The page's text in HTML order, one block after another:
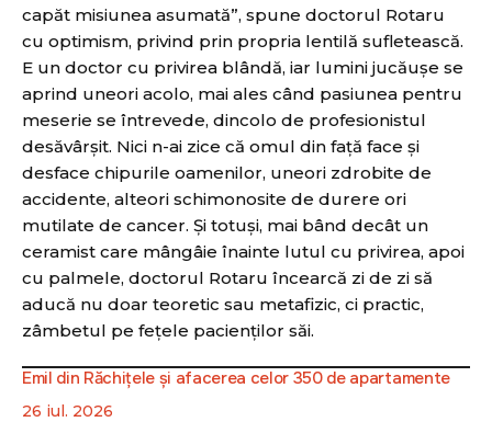
capăt misiunea asumată”, spune doctorul Rotaru
cu optimism, privind prin propria lentilă sufletească.
E un doctor cu privirea blândă, iar lumini jucăuşe se
aprind uneori acolo, mai ales când pasiunea pentru
meserie se întrevede, dincolo de profesionistul
desăvârşit. Nici n-ai zice că omul din faţă face şi
desface chipurile oamenilor, uneori zdrobite de
accidente, alteori schimonosite de durere ori
mutilate de cancer. Şi totuşi, mai bând decât un
ceramist care mângâie înainte lutul cu privirea, apoi
cu palmele, doctorul Rotaru încearcă zi de zi să
aducă nu doar teoretic sau metafizic, ci practic,
zâmbetul pe feţele pacienţilor săi.
Emil din Răchițele și afacerea celor 350 de apartamente
26 iul. 2026